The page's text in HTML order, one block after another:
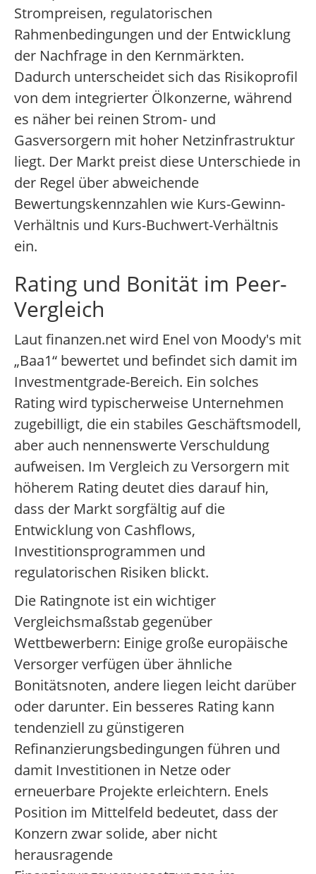
Strompreisen, regulatorischen
Rahmenbedingungen und der Entwicklung
der Nachfrage in den Kernmärkten.
Dadurch unterscheidet sich das Risikoprofil
von dem integrierter Ölkonzerne, während
es näher bei reinen Strom- und
Gasversorgern mit hoher Netzinfrastruktur
liegt. Der Markt preist diese Unterschiede in
der Regel über abweichende
Bewertungskennzahlen wie Kurs-Gewinn-
Verhältnis und Kurs-Buchwert-Verhältnis
ein.
Rating und Bonität im Peer-
Vergleich
Laut finanzen.net wird Enel von Moody's mit
„Baa1“ bewertet und befindet sich damit im
Investmentgrade-Bereich. Ein solches
Rating wird typischerweise Unternehmen
zugebilligt, die ein stabiles Geschäftsmodell,
aber auch nennenswerte Verschuldung
aufweisen. Im Vergleich zu Versorgern mit
höherem Rating deutet dies darauf hin,
dass der Markt sorgfältig auf die
Entwicklung von Cashflows,
Investitionsprogrammen und
regulatorischen Risiken blickt.
Die Ratingnote ist ein wichtiger
Vergleichsmaßstab gegenüber
Wettbewerbern: Einige große europäische
Versorger verfügen über ähnliche
Bonitätsnoten, andere liegen leicht darüber
oder darunter. Ein besseres Rating kann
tendenziell zu günstigeren
Refinanzierungsbedingungen führen und
damit Investitionen in Netze oder
erneuerbare Projekte erleichtern. Enels
Position im Mittelfeld bedeutet, dass der
Konzern zwar solide, aber nicht
herausragende